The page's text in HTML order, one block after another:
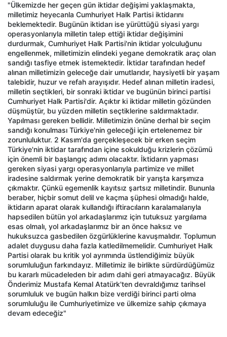
"Ülkemizde her geçen gün iktidar değişimi yaklaşmakta,
milletimiz heyecanla Cumhuriyet Halk Partisi iktidarını
beklemektedir. Bugünün iktidarı ise yürüttüğü siyasi yargı
operasyonlarıyla milletin talep ettiği iktidar değişimini
durdurmak, Cumhuriyet Halk Partisi'nin iktidar yolculuğunu
engellenmek, milletimizin elindeki yegane demokratik araç olan
sandığı tasfiye etmek istemektedir. İktidar tarafından hedef
alınan milletimizin geleceğe dair umutlarıdır, haysiyetli bir yaşam
talebidir, huzur ve refah arayışıdır. Hedef alınan milletin iradesi,
milletin seçtikleri, bir sonraki iktidar ve bugünün birinci partisi
Cumhuriyet Halk Partisi'dir. Açıktır ki iktidar milletin gözünden
düşmüştür, bu yüzden milletin seçtiklerine saldırmaktadır.
Yapılması gereken bellidir. Milletimizin önüne derhal bir seçim
sandığı konulması Türkiye'nin geleceği için ertelenemez bir
zorunluluktur. 2 Kasım'da gerçekleşecek bir erken seçim
Türkiye'nin iktidar tarafından içine sokulduğu krizlerin çözümü
için önemli bir başlangıç adımı olacaktır. İktidarın yapması
gereken siyasi yargı operasyonlarıyla partimize ve millet
iradesine saldırmak yerine demokratik bir yarışta karşımıza
çıkmaktır. Çünkü egemenlik kayıtsız şartsız milletindir. Bununla
beraber, hiçbir somut delil ve kaçma şüphesi olmadığı halde,
iktidarın aparat olarak kullandığı iftiracıların karalamalarıyla
hapsedilen bütün yol arkadaşlarımız için tutuksuz yargılama
esas olmalı, yol arkadaşlarımız bir an önce haksız ve
hukuksuzca gasbedilen özgürlüklerine kavuşmalıdır. Toplumun
adalet duygusu daha fazla katledilmemelidir. Cumhuriyet Halk
Partisi olarak bu kritik yol ayrımında üstlendiğimiz büyük
sorumluluğun farkındayız. Milletimiz ile birlikte sürdürdüğümüz
bu kararlı mücadeleden bir adım dahi geri atmayacağız. Büyük
Önderimiz Mustafa Kemal Atatürk'ten devraldığımız tarihsel
sorumluluk ve bugün halkın bize verdiği birinci parti olma
sorumluluğu ile Cumhuriyetimize ve ülkemize sahip çıkmaya
devam edeceğiz"